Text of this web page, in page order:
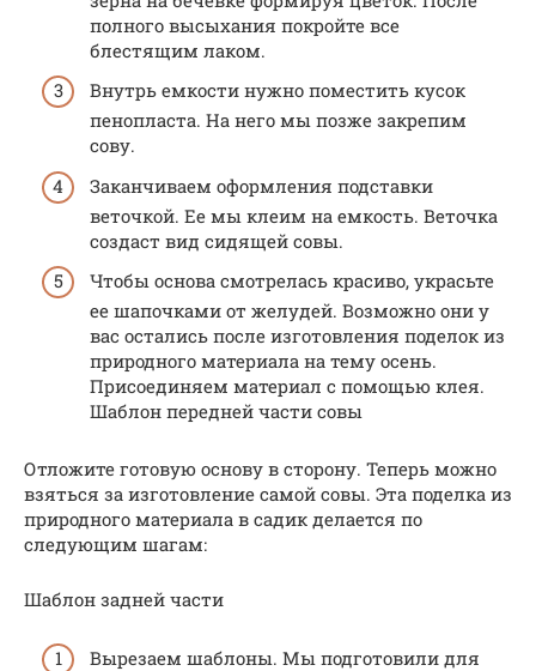
полного высыхания покройте все
блестящим лаком.
Внутрь емкости нужно поместить кусок
пенопласта. На него мы позже закрепим
сову.
Заканчиваем оформления подставки
веточкой. Ее мы клеим на емкость. Веточка
создаст вид сидящей совы.
Чтобы основа смотрелась красиво, украсьте
ее шапочками от желудей. Возможно они у
вас остались после изготовления поделок из
природного материала на тему осень.
Присоединяем материал с помощью клея.
Шаблон передней части совы
Отложите готовую основу в сторону. Теперь можно
взяться за изготовление самой совы. Эта поделка из
природного материала в садик делается по
следующим шагам:
Шаблон задней части
Вырезаем шаблоны. Мы подготовили для